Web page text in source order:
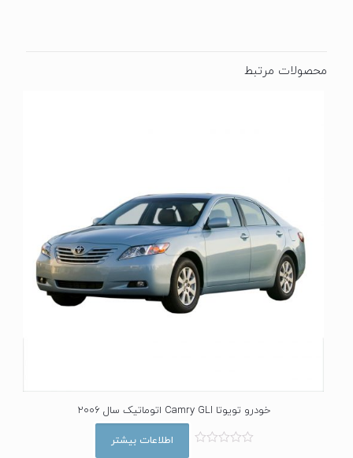
محصولات مرتبط
خودرو تویوتا Camry GLI اتوماتیک سال 2006
اطلاعات بیشتر